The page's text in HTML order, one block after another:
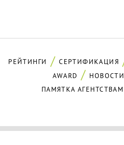
РЕЙТИНГИ СЕРТИФИКАЦИЯ
AWARD
НОВОСТИ
ПАМЯТКА АГЕНТСТВАМ